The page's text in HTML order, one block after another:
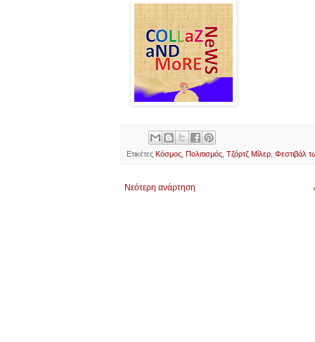
Ετικέτες Κόσμος Πολιτισμός Τζόρτζ Μίλερ Φεστιβάλ
Νεότερη ανάρτηση